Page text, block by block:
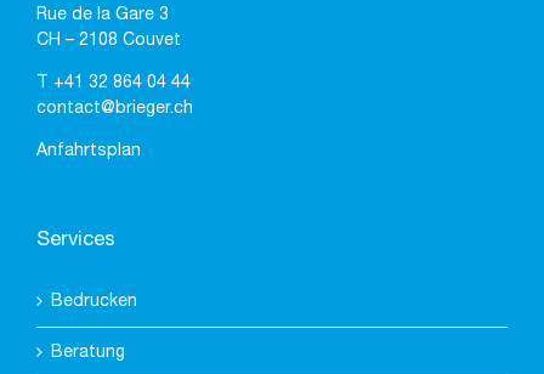
Rue de la Gare 3
CH – 2108 Couvet
+41 32 864 04 44
contact@brieger.ch
Anfahrtsplan
Services
Bedrucken
Beratung